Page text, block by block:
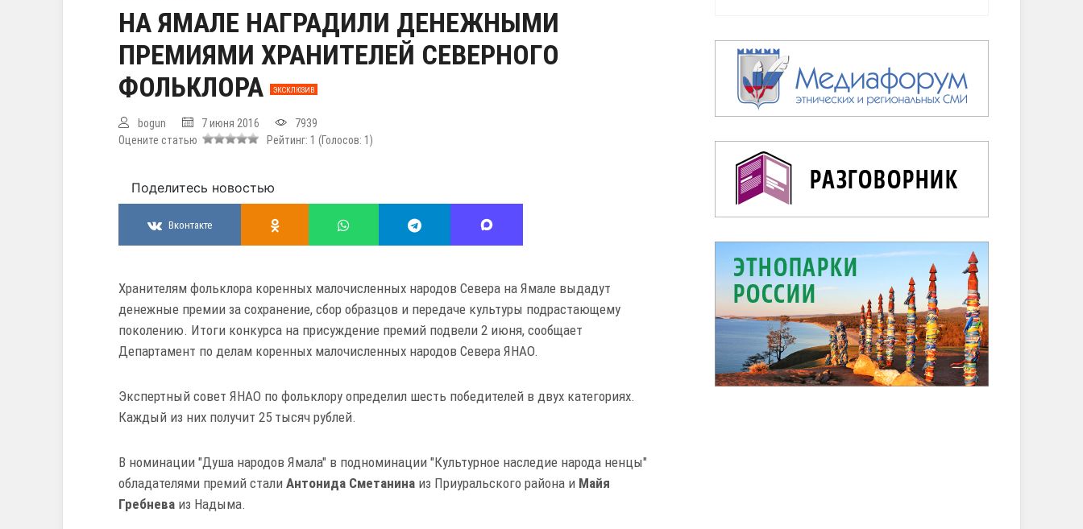
НА ЯМАЛЕ НАГРАДИЛИ ДЕНЕЖНЫМИ
ПРЕМИЯМИ ХРАНИТЕЛЕЙ СЕВЕРНОГО
ФОЛЬКЛОРА
ЭКСКЛЮЗИВ
bogun 7 июня 2016
7939
Оцените статью
Рейтинг: 1 (Голосов: 1 )
Поделитесь новостью
Вконтакте
Хранителям фольклора коренных малочисленных народов Севера на Ямале выдадут
денежные премии за сохранение, сбор образцов и передаче культуры подрастающему
поколению. Итоги конкурса на присуждение премий подвели 2 июня, сообщает
Департамент по делам коренных малочисленных народов Севера ЯНАО.
Экспертный совет ЯНАО по фольклору определил шесть победителей в двух категориях.
Каждый из них получит 25 тысяч рублей.
В номинации "Душа народов Ямала" в подноминации "Культурное наследие народа ненцы"
обладателями премий стали Антонида Сметанина из Приуральского района и Майя
Гребнева из Надыма.